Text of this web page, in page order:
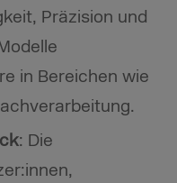
Präzision und
in Bereichen wie
: Die